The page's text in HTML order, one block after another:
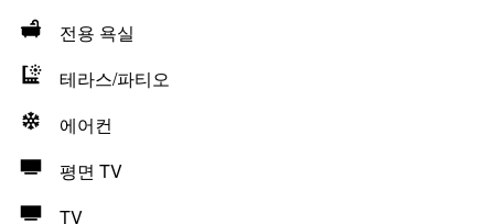
전용 욕실
테라스/파티오
에어컨
평면 TV
TV